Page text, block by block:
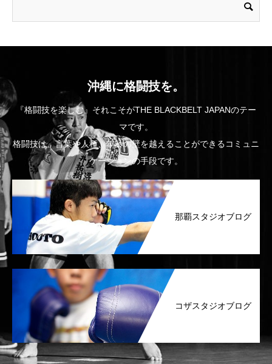
沖縄に格闘技を。
『格闘技を楽しむ』それこそがTHE BLACKBELT JAPANのテー
マです。
格闘技は、言葉や人種、年齢の壁を越えることができるコミュニ
ケーションの手段です。
那覇スタジオブログ
コザスタジオブログ